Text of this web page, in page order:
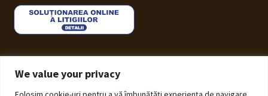
We value your privacy